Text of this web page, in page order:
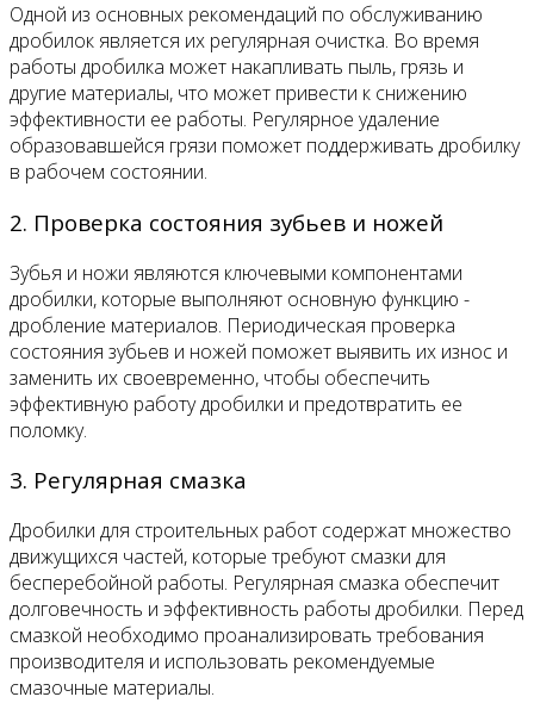
Одной из основных рекомендаций по обслуживанию
дробилок является их регулярная очистка. Во время
работы дробилка может накапливать пыль, грязь и
другие материалы, что может привести к снижению
эффективности ее работы. Регулярное удаление
образовавшейся грязи поможет поддерживать дробилку
в рабочем состоянии.
2. Проверка состояния зубьев и ножей
Зубья и ножи являются ключевыми компонентами
дробилки, которые выполняют основную функцию -
дробление материалов. Периодическая проверка
состояния зубьев и ножей поможет выявить их износ и
заменить их своевременно, чтобы обеспечить
эффективную работу дробилки и предотвратить ее
поломку.
3. Регулярная смазка
Дробилки для строительных работ содержат множество
движущихся частей, которые требуют смазки для
бесперебойной работы. Регулярная смазка обеспечит
долговечность и эффективность работы дробилки. Перед
смазкой необходимо проанализировать требования
производителя и использовать рекомендуемые
смазочные материалы.